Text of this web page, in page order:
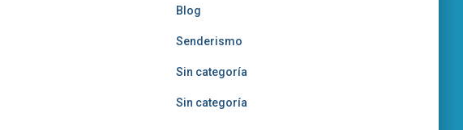
Blog
Senderismo
Sin categoría
Sin categoría